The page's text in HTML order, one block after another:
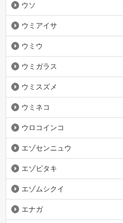
ウソ
ウミアイサ
ウミウ
ウミガラス
ウミスズメ
ウミネコ
ウロコインコ
エゾセンニュウ
エゾビタキ
エゾムシクイ
エナガ